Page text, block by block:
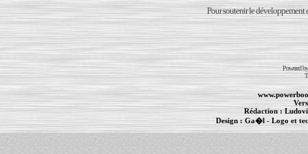
Pour soutenir le développement
Powered
Rédaction :
Design :Ga�l- Logo et
Informations : PowerBook - MacBook Pro